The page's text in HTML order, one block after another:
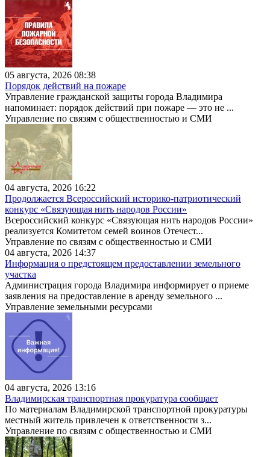
05 августа, 2026 08:38
Порядок действий на пожаре
Управление гражданской защиты города Владимира
напоминает: порядок действий при пожаре — это не ...
Управление по связям с общественностью и СМИ
04 августа, 2026 16:22
Продолжается Всероссийский историко-патриотический
конкурс «Связующая нить народов России»
Всероссийский конкурс «Связующая нить народов России»
реализуется Комитетом семей воинов Отечест...
Управление по связям с общественностью и СМИ
04 августа, 2026 14:37
Информация о предстоящем предоставлении земельного
участка
Администрация города Владимира информирует о приеме
заявления на предоставление в аренду земельного ...
Управление земельными ресурсами
04 августа, 2026 13:16
Владимирская транспортная прокуратура сообщает
По материалам Владимирской транспортной прокуратуры
местный житель привлечен к ответственности з...
Управление по связям с общественностью и СМИ